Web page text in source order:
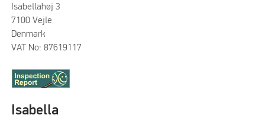
Isabellahøj 3
7100 Vejle
Denmark
VAT No: 87619117
Isabella